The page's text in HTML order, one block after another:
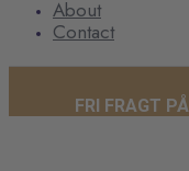
About
Contact
FRI FRAGT